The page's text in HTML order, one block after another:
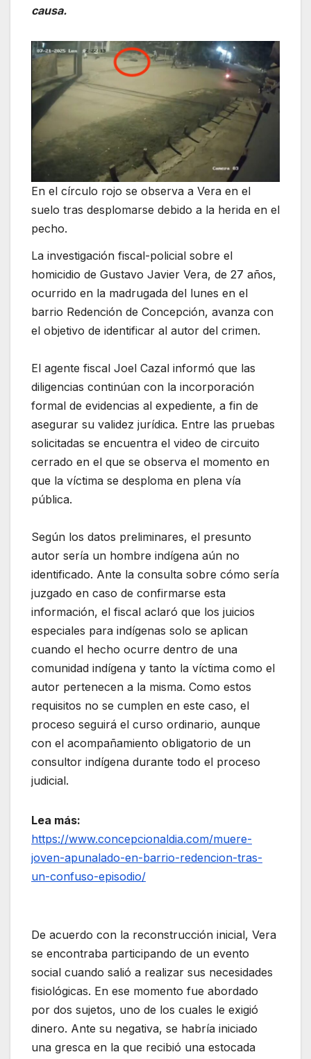
causa.
En el círculo rojo se observa a Vera en el
suelo tras desplomarse debido a la herida en el
pecho.
La investigación fiscal-policial sobre el
homicidio de Gustavo Javier Vera, de 27 años,
ocurrido en la madrugada del lunes en el
barrio Redención de Concepción, avanza con
el objetivo de identificar al autor del crimen.
El agente fiscal Joel Cazal informó que las
diligencias continúan con la incorporación
formal de evidencias al expediente, a fin de
asegurar su validez jurídica. Entre las pruebas
solicitadas se encuentra el video de circuito
cerrado en el que se observa el momento en
que la víctima se desploma en plena vía
pública.
Según los datos preliminares, el presunto
autor sería un hombre indígena aún no
identificado. Ante la consulta sobre cómo sería
juzgado en caso de confirmarse esta
información, el fiscal aclaró que los juicios
especiales para indígenas solo se aplican
cuando el hecho ocurre dentro de una
comunidad indígena y tanto la víctima como el
autor pertenecen a la misma. Como estos
requisitos no se cumplen en este caso, el
proceso seguirá el curso ordinario, aunque
con el acompañamiento obligatorio de un
consultor indígena durante todo el proceso
judicial.
Lea más:
https://www.concepcionaldia.com/muere-
joven-apunalado-en-barrio-redencion-tras-
un-confuso-episodio/
De acuerdo con la reconstrucción inicial, Vera
se encontraba participando de un evento
social cuando salió a realizar sus necesidades
fisiológicas. En ese momento fue abordado
por dos sujetos, uno de los cuales le exigió
dinero. Ante su negativa, se habría iniciado
una gresca en la que recibió una estocada